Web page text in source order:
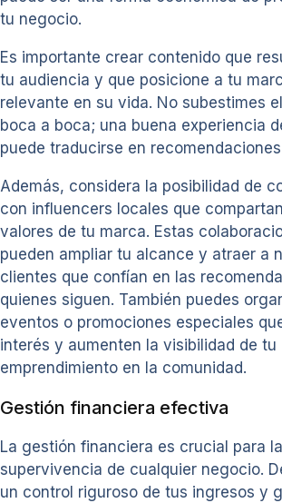
tu negocio.
Es importante crear contenido que
tu audiencia y que posicione a tu
relevante en su vida. No subestimes
boca a boca; una buena experiencia
puede traducirse en
Además, considera la posibilidad de
con influencers locales que
valores de tu marca. Estas
pueden ampliar tu alcance y atraer a
clientes que confían en las
quienes siguen. También puedes
eventos o promociones especiales
interés y aumenten la visibilidad de tu
emprendimiento en la comunidad.
Gestión financiera efectiva
La gestión financiera es crucial para la
supervivencia de cualquier negocio.
un control riguroso de tus ingresos y